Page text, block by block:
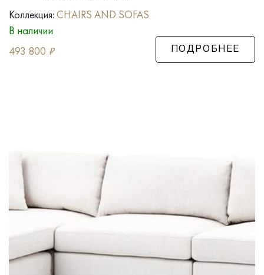
Коллекция: CHAIRS AND SOFAS
В наличии
493 800 ₽ ПОДРОБНЕЕ